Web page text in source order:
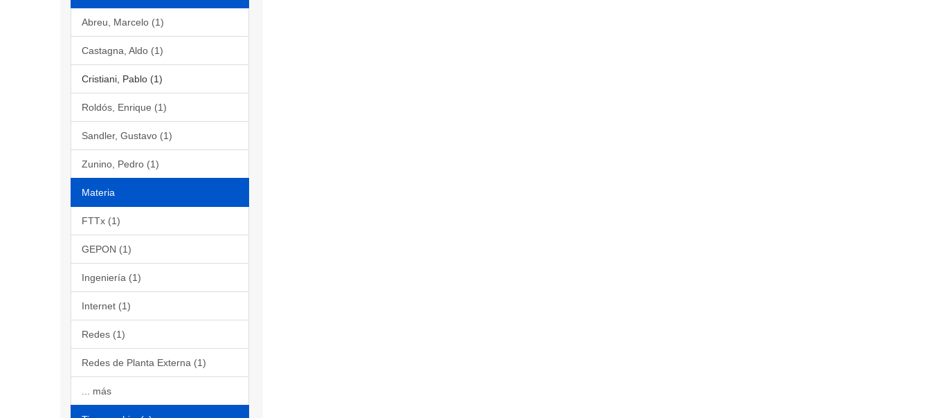
Abreu, Marcelo (1)
Castagna, Aldo (1)
Cristiani, Pablo (1)
Roldós, Enrique (1)
Sandler, Gustavo (1)
Zunino, Pedro (1)
Materia
FTTx (1)
GEPON (1)
Ingeniería (1)
Internet (1)
Redes (1)
Redes de Planta Externa (1)
... más